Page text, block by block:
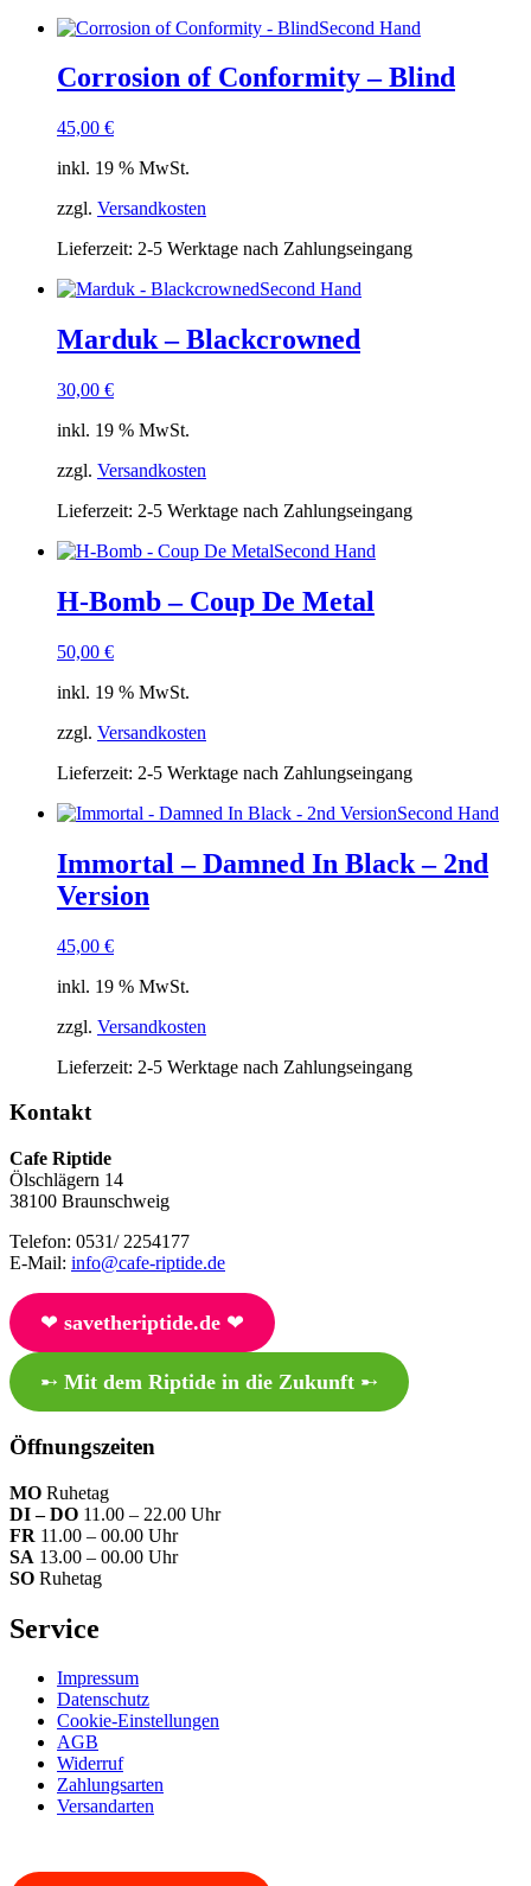
Second Hand
Corrosion of Conformity – Blind
45,00 €
inkl. 19 % MwSt.
zzgl. Versandkosten
Lieferzeit: 2-5 Werktage nach Zahlungseingang
Second Hand
Marduk – Blackcrowned
30,00 €
inkl. 19 % MwSt.
zzgl. Versandkosten
Lieferzeit: 2-5 Werktage nach Zahlungseingang
Second Hand
H-Bomb – Coup De Metal
50,00 €
inkl. 19 % MwSt.
zzgl. Versandkosten
Lieferzeit: 2-5 Werktage nach Zahlungseingang
Second Hand
Immortal – Damned In Black – 2nd
Version
45,00 €
inkl. 19 % MwSt.
zzgl. Versandkosten
Lieferzeit: 2-5 Werktage nach Zahlungseingang
Kontakt
Cafe Riptide
Ölschlägern 14
38100 Braunschweig
Telefon: 0531/ 2254177
E-Mail: info@cafe-riptide.de
❤︎ savetheriptide.de❤︎
➸ Mit dem Riptide in die Zukunft➸
Öffnungszeiten
MO Ruhetag
DI – DO 11.00 – 22.00 Uhr
FR 11.00 – 00.00 Uhr
SA 13.00 – 00.00 Uhr
SO Ruhetag
Service
Impressum
Datenschutz
Cookie-Einstellungen
AGB
Widerruf
Zahlungsarten
Versandarten